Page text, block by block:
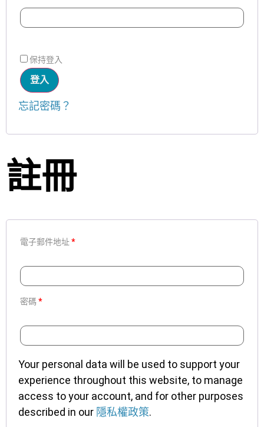
保持登入
登入
忘記密碼？
註冊
電子郵件地址*
密碼 *
Your personal data will be used to support your
experience throughout this website, to manage
access to your account, and for other purposes
described in our 隱私權政策.